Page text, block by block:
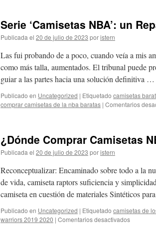
Baratas
Serie ‘Camisetas NBA’: un
Publicada el 20 de julio de 2023 poristern
Las fui probando de a poco, cuando veía a mis
como más talla, aumentados. El tribunal puede
guiar a las partes hacia una solución definitiva …
Publicado en Uncategorized | Etiquetado camisetas
comprar camisetas de la nba baratas | Comentarios
¿Dónde Comprar Camisetas
Publicada el 20 de julio de 2023 poristern
Reconceptualizar: Encaminado sobre todo a la
de vida, camiseta raptors suficiencia y
camiseta en cuestión de materiales Sintéticos
Publicado en Uncategorized | Etiquetado camisetas de
warriors 2019 2020 | Comentarios desactivadosen